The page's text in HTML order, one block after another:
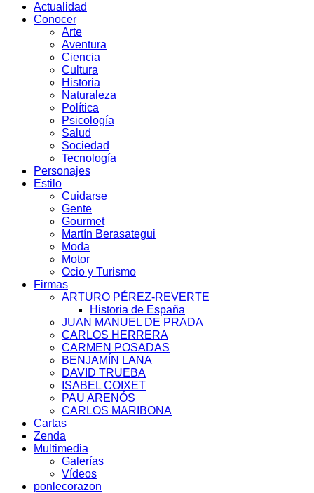
Actualidad
Conocer
Arte
Aventura
Ciencia
Cultura
Historia
Naturaleza
Política
Psicología
Salud
Sociedad
Tecnología
Personajes
Estilo
Cuidarse
Gente
Gourmet
Martín Berasategui
Moda
Motor
Ocio y Turismo
Firmas
ARTURO PÉREZ-REVERTE
Historia de España
JUAN MANUEL DE PRADA
CARLOS HERRERA
CARMEN POSADAS
BENJAMÍN LANA
DAVID TRUEBA
ISABEL COIXET
PAU ARENÓS
CARLOS MARIBONA
Cartas
Zenda
Multimedia
Galerías
Vídeos
ponlecorazon